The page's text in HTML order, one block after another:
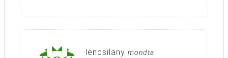
lencsilany mondta